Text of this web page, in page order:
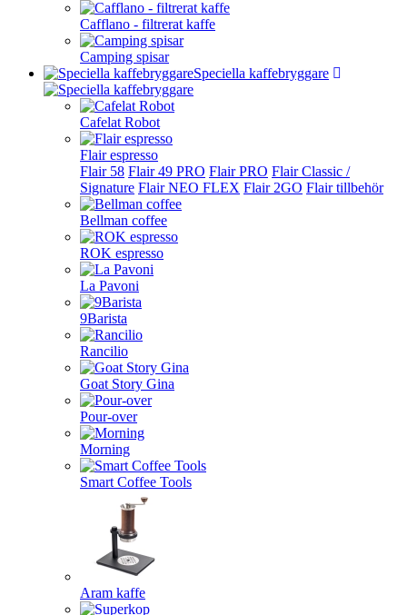
Cafflano - filtrerat kaffe
Camping spisar
Speciella kaffebryggare
Cafelat Robot
Flair espresso
Flair 58 Flair 49 PRO Flair PRO Flair Classic /
Signature Flair NEO FLEX Flair 2GO Flair tillbehör
Bellman coffee
ROK espresso
La Pavoni
9Barista
Rancilio
Goat Story Gina
Pour-over
Morning
Smart Coffee Tools
Aram kaffe